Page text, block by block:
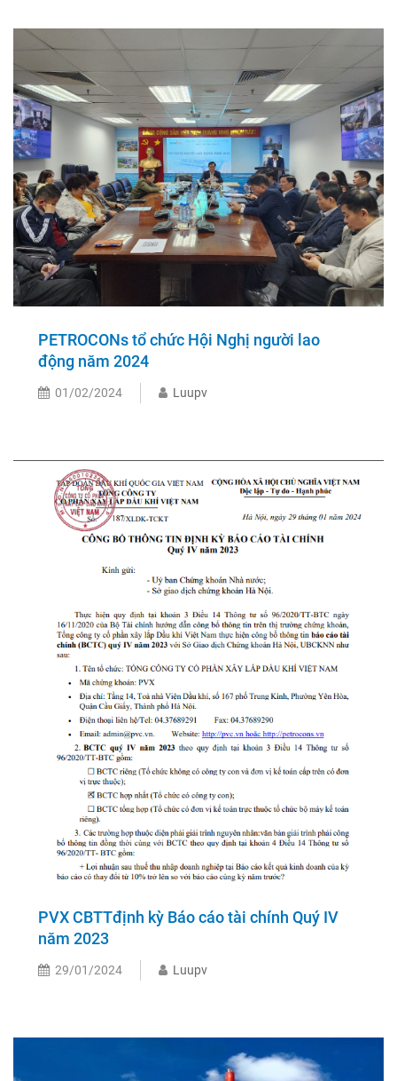
PETROCONs tổ chức Hội Nghị người lao
động năm 2024
01/02/2024 Luupv
PVX CBTTđịnh kỳ Báo cáo tài chính Quý IV
năm 2023
29/01/2024 Luupv